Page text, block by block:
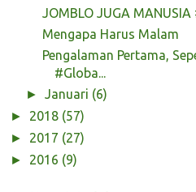
JOMBLO JUGA
Mengapa Harus Malam
Pengalaman Pertama,
#Globa...
►Januari (6)
► 2018 (57)
► 2017 (27)
► 2016 (9)